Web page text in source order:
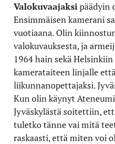
Valokuvaajaksi päädyin
Ensimmäisen kamerani
vuotiaana. Olin
valokuvauksesta, ja
1964 hain sekä
kamerataiteen linjalle
liikunnanopettajaksi.
Kun olin käynyt
Jyväskylästä soitettiin,
tuletko tänne vai mitä
raskaasti, että miten voi